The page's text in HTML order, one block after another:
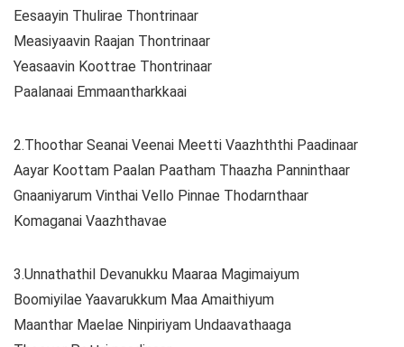
Eesaayin Thulirae Thontrinaar
Measiyaavin Raajan Thontrinaar
Yeasaavin Koottrae Thontrinaar
Paalanaai Emmaantharkkaai
2.Thoothar Seanai Veenai Meetti Vaazhththi Paadinaar
Aayar Koottam Paalan Paatham Thaazha Panninthaar
Gnaaniyarum Vinthai Vello Pinnae Thodarnthaar
Komaganai Vaazhthavae
3.Unnathathil Devanukku Maaraa Magimaiyum
Boomiyilae Yaavarukkum Maa Amaithiyum
Maanthar Maelae Ninpiriyam Undaavathaaga